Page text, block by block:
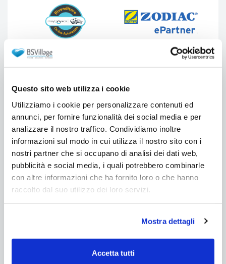
Questo sito web utilizza i cookie
Utilizziamo i cookie per personalizzare contenuti ed
annunci, per fornire funzionalità dei social media e per
analizzare il nostro traffico. Condividiamo inoltre
informazioni sul modo in cui utilizza il nostro sito con i
nostri partner che si occupano di analisi dei dati web,
pubblicità e social media, i quali potrebbero combinarle
con altre informazioni che ha fornito loro o che hanno
raccolto dal suo utilizzo dei loro servizi.
Mostra dettagli
Accetta tutti